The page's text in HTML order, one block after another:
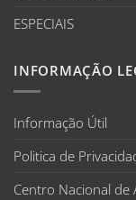
ESPECIAIS
INFORMAÇÃO
Informação Útil
Politica de
Centro Nacional de